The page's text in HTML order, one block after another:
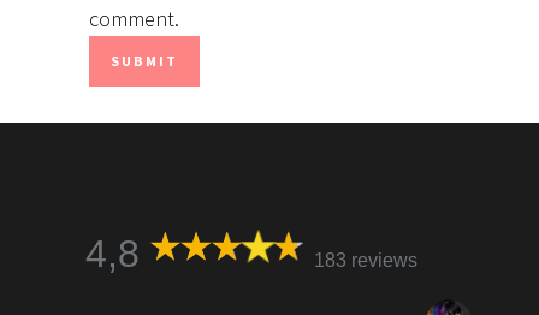
comment.
4,8 183 reviews